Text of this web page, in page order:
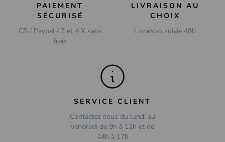
PAIEMENT
SÉCURISÉ
CB / Paypal / 3 et 4 X sans
frais
LIVRAISON AU
CHOIX
Livraison suivie 48h
SERVICE CLIENT
Contactez nous du lundi au
vendredi de 9h à 12h et de
14h à 17h